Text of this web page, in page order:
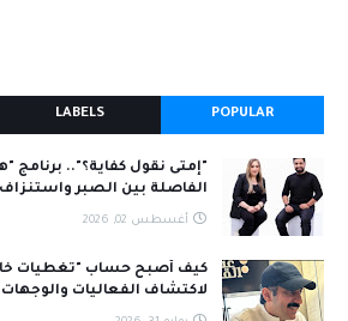
POPULAR
LABELS
"إمتى نقول كفاية؟".. برنامج
الفاصلة بين الصبر واستنزاف
أغسطس 02, 2026
كيف أصبح حساب "تغطيات
لاكتشاف الفعاليات